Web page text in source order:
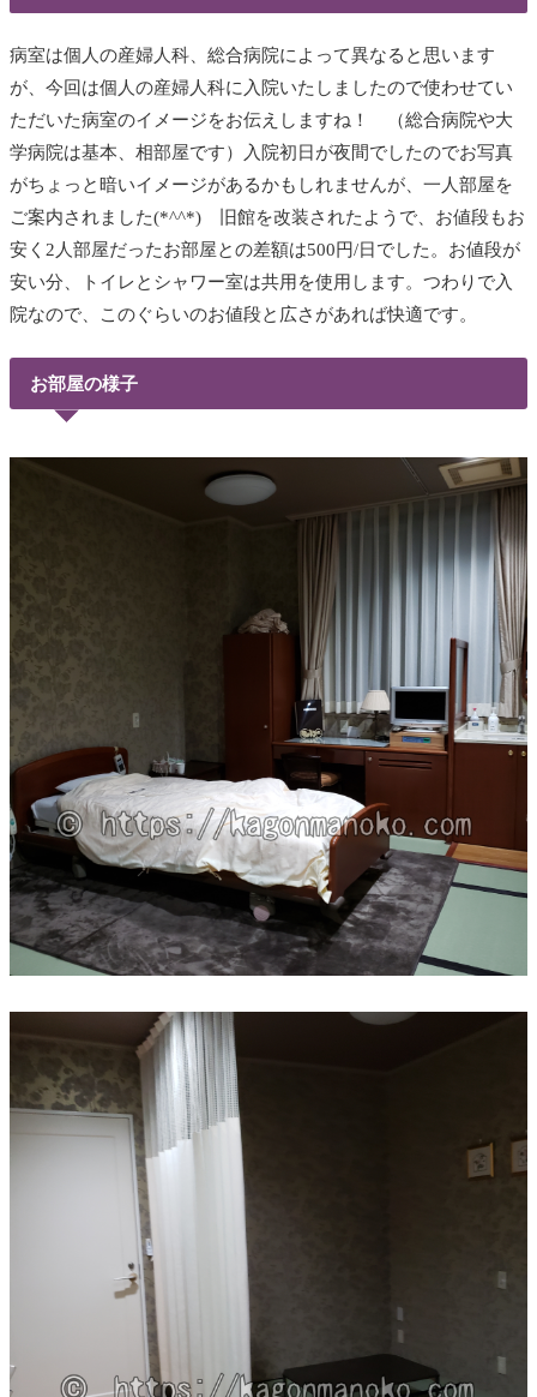
病室は個人の産婦人科、総合病院によって異なると思います
が、今回は個人の産婦人科に入院いたしましたので使わせてい
ただいた病室のイメージをお伝えしますね！ （総合病院や大
学病院は基本、相部屋です）入院初日が夜間でしたのでお写真
がちょっと暗いイメージがあるかもしれませんが、一人部屋を
ご案内されました(*^^*) 旧館を改装されたようで、お値段もお
安く2人部屋だったお部屋との差額は500円/日でした。お値段が
安い分、トイレとシャワー室は共用を使用します。つわりで入
院なので、このぐらいのお値段と広さがあれば快適です。
お部屋の様子